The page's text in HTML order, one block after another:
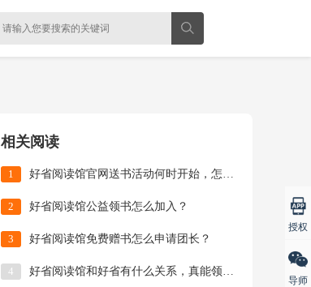
相关阅读
1 好省阅读馆官网送书活动何时开始，怎么加入？
2 好省阅读馆公益领书怎么加入？
3 好省阅读馆免费赠书怎么申请团长？
4 好省阅读馆和好省有什么关系，真能领书吗？
授权
导师